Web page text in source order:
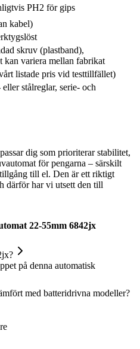
PH2 för gips
kabel)
skruv (plastband),
kan variera mellan fabrikat
listade pris vid testtillfället)
stålreglar, serie- och
dig som prioriterar stabilitet,
för pengarna – särskilt
till el. Den är ett riktigt
därför har vi utsett den till
22-55mm 6842jx
på denna automatisk
med batteridrivna modeller?